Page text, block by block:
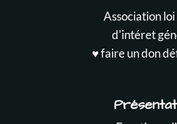
Association
d'intéret
♥️ faire un don